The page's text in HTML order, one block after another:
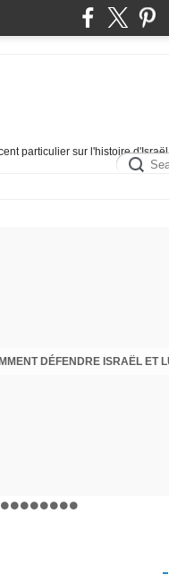
particulier sur l'histoire